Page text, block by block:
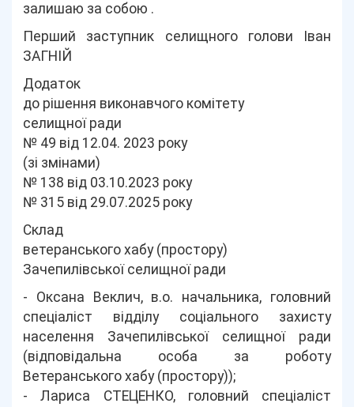
залишаю за собою .
Перший заступник селищного голови Іван
ЗАГНІЙ
Додаток
до рішення виконавчого комітету
селищної ради
№ 49 від 12.04. 2023 року
(зі змінами)
№ 138 від 03.10.2023 року
№ 315 від 29.07.2025 року
Склад
ветеранського хабу (простору)
Зачепилівської селищної ради
- Оксана Веклич, в.о. начальника, головний
спеціаліст відділу соціального захисту
населення Зачепилівської селищної ради
(відповідальна особа за роботу
Ветеранського хабу (простору));
- Лариса СТЕЦЕНКО, головний спеціаліст